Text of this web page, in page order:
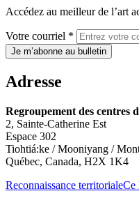
Accédez au meilleur de l’art
Votre courriel *
Je m’abonne au bulletin
Adresse
Regroupement des centres
2, Sainte-Catherine Est
Espace 302
Tiohtiá:ke / Mooniyang /
Québec, Canada, H2X 1K4
Reconnaissance territorialeCe